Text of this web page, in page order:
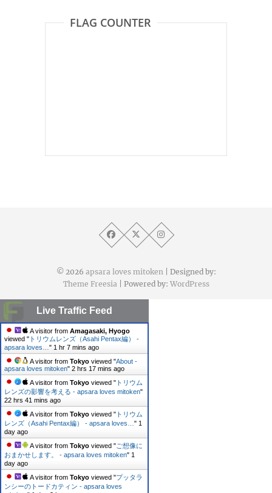
FLAG COUNTER
© 2026 apsara loves mitoken| Designed by:
Theme Freesia| Powered by: WordPress
Live Traffic Feed
A visitor from Amagasaki, Hyogo
viewed " トリウムレンズ（Asahi Pentax編） -
apsara loves… " 1 hr 7 mins ago
A visitor from Tokyo viewed "About -
apsara loves mitoken" 2 hrs 18 mins ago
A visitor from Tokyo viewed " トリウム
レンズの影響を考える - apsara loves mitoken"
22 hrs 41 mins ago
A visitor from Tokyo viewed " トリウム
レンズ（Asahi Pentax編） - apsara loves… " 1
day ago
A visitor from Tokyo viewed "ご想像に
おまかせします。 - apsara loves mitoken" 1
day ago
A visitor from Tokyo viewed "プッタラ
ンシーのトードカティン - apsara loves